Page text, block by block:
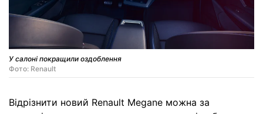
У салоні покращили оздоблення
Фото: Renault
Відрізнити новий Renault Megane можна за